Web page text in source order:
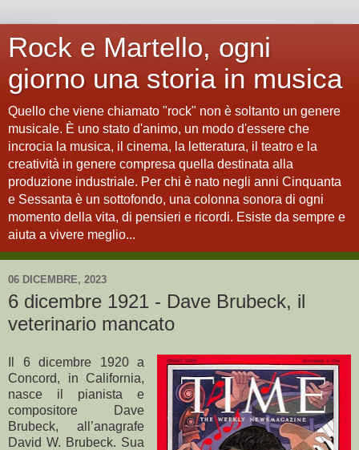
Rock e Martello, ogni
giorno una storia in musica
Quello che viene chiamato "rock" non è soltanto un genere
musicale. È uno stato d'animo, un modo d'essere che
incrocia la musica, il cinema, la letteratura, il teatro e la
creatività in genere compresa quella destinata alla
produzione industriale. Per chi è nato negli anni Cinquanta
e Sessanta è un sottofondo, una colonna sonora di ogni
momento della vita, di pensieri e ricordi. Esiste da sempre e
aiuta a vivere meglio...
06 DICEMBRE, 2023
6 dicembre 1921 - Dave Brubeck, il
veterinario mancato
Il 6 dicembre 1920 a
Concord, in California,
nasce il pianista e
compositore Dave
Brubeck, all’anagrafe
David W. Brubeck. Sua